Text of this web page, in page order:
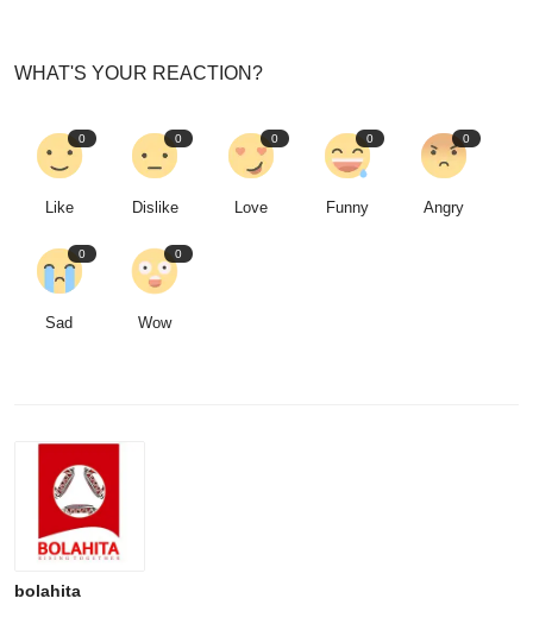
WHAT'S YOUR REACTION?
0
Like
0
Dislike
0
Love
0
Funny
0
Angry
0
Sad
0
Wow
bolahita